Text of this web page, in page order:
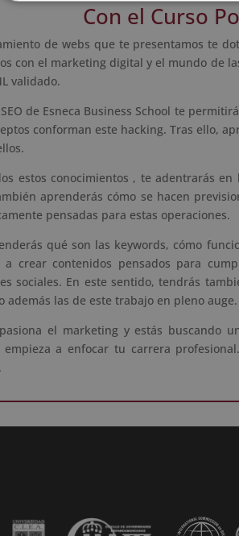
Con el Curso
de webs que te presentamos te
con el marketing digital y el mundo de
validado.
de Esneca Business School te
conforman este hacking. Tras ello,
estos conocimientos , te adentrarás
aprenderás cómo se hacen
pensadas para estas operaciones.
qué son las keywords, cómo
a crear contenidos pensados para
sociales. En este sentido, tendrás
además las de este trabajo en pleno auge.
el marketing y estás buscando
a enfocar tu carrera